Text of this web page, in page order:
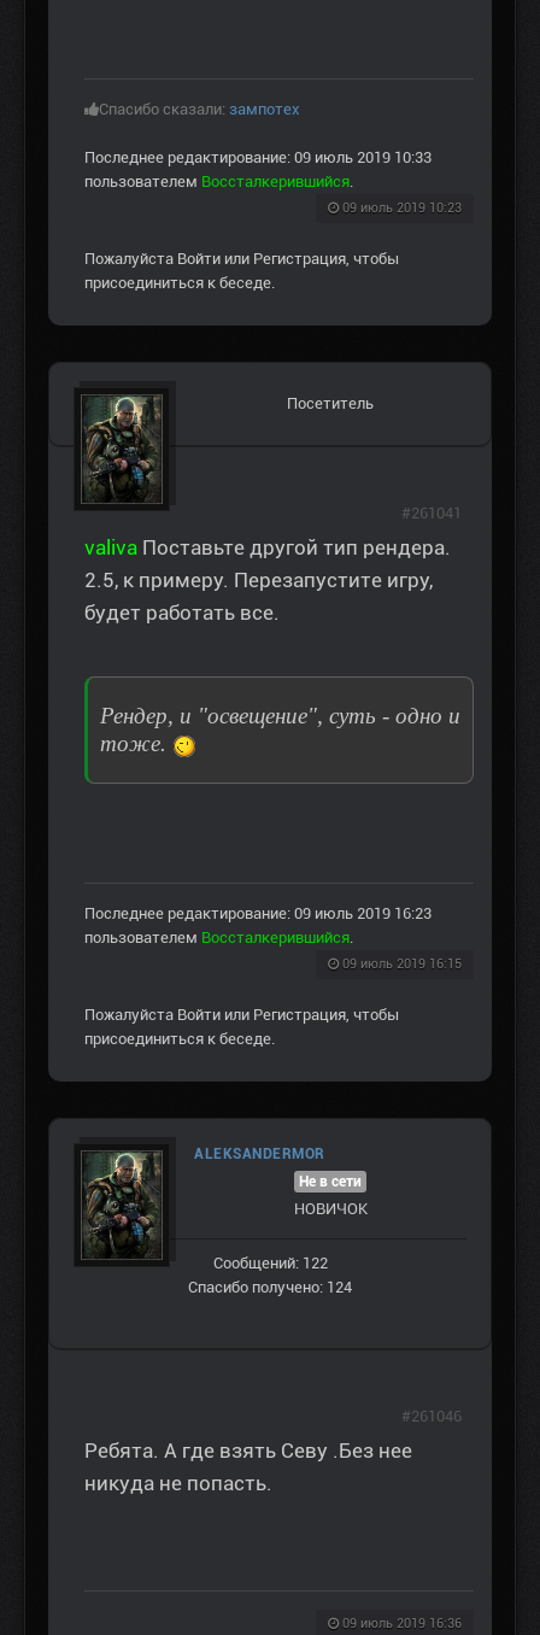
Спасибо сказали: зампотех
Последнее редактирование: 09 июль 2019 10:33
пользователем Воссталкерившийся.
09 июль 2019 10:23
Пожалуйста Войти или Регистрация, чтобы
присоединиться к беседе.
Посетитель
valiva Поставьте другой тип рендера.
2.5, к примеру. Перезапустите игру,
будет работать все.
Рендер, и "освещение", суть - одно и
тоже.
Последнее редактирование: 09 июль 2019 16:23
пользователем Воссталкерившийся.
09 июль 2019 16:15
#261041
Пожалуйста Войти или Регистрация, чтобы
присоединиться к беседе.
ALEKSANDERMOR
Не в сети
НОВИЧОК
Сообщений: 122
Спасибо получено: 124
Ребята. А где взять Севу .Без нее
никуда не попасть.
09 июль 2019 16:36
#261046